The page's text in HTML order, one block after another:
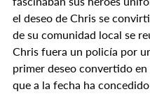
el deseo de Chris se
de su comunidad local se
Chris fuera un policía por
primer deseo convertido
que a la fecha ha